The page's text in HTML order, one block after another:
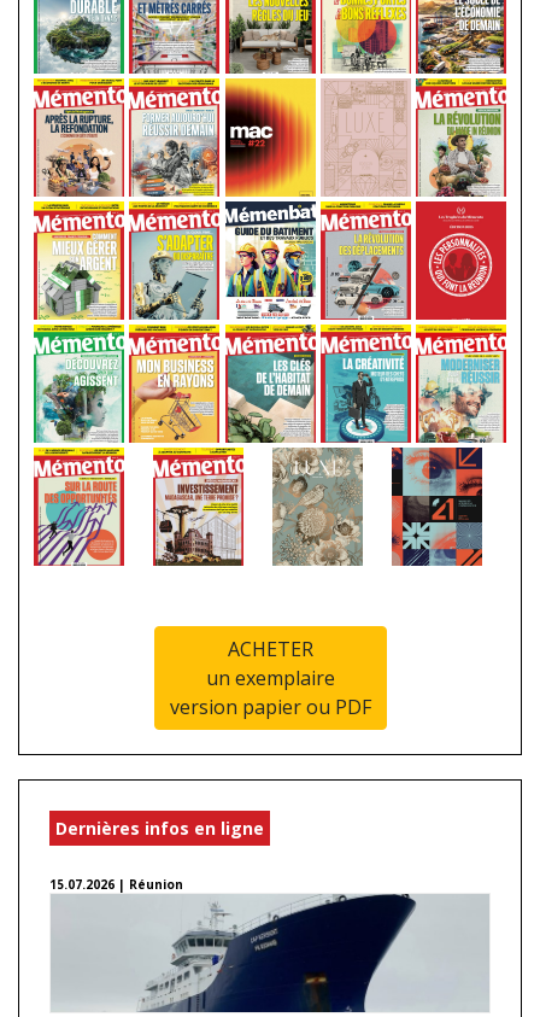
ACHETER
un exemplaire
version papier ou PDF
Dernières infos en ligne
15.07.2026 | Réunion